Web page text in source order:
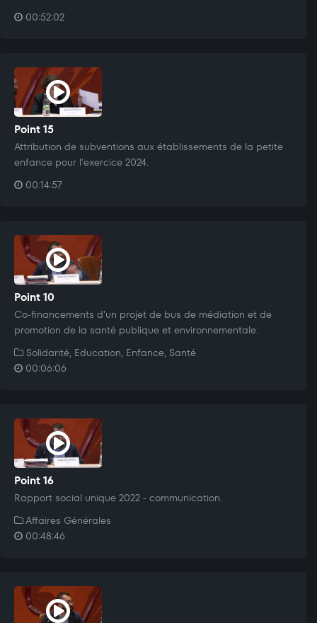
00:52:02
Point 15
Attribution de subventions aux établissements de la petite
enfance pour l'exercice 2024.
00:14:57
Point 10
Co-financements d'un projet de bus de médiation et de
promotion de la santé publique et environnementale.
Solidarité, Education, Enfance, Santé
00:06:06
Point 16
Rapport social unique 2022 - communication.
Affaires Générales
00:48:46